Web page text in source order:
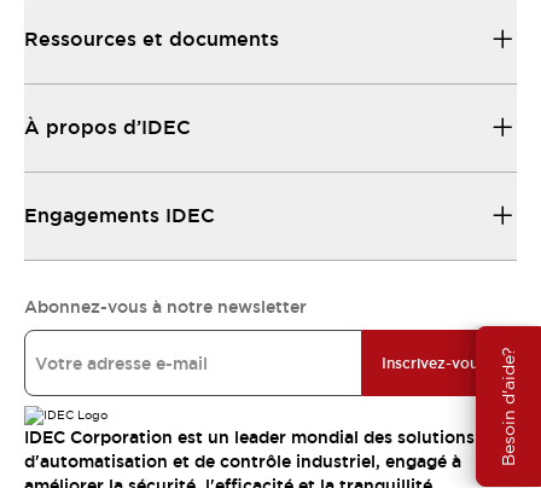
Besoin d'aide?
Ressources et documents
À propos d’IDEC
Engagements IDEC
Abonnez-vous à notre newsletter
Inscrivez-vous
IDEC Corporation est un leader mondial des solutions
d'automatisation et de contrôle industriel, engagé à